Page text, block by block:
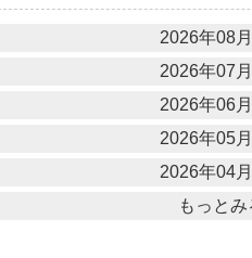
2026年08
2026年07
2026年06
2026年05
2026年04
もっとみ